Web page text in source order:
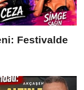
Festivalde